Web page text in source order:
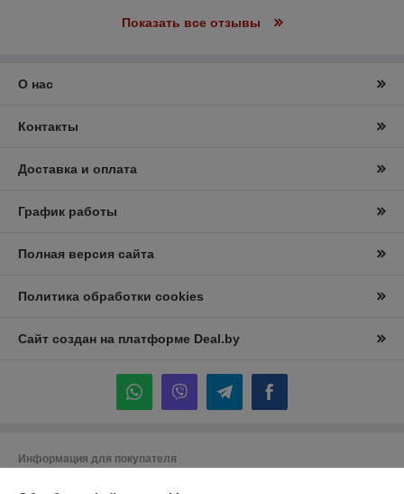
Показать все отзывы
О нас
Контакты
Доставка и оплата
График работы
Полная версия сайта
Политика обработки cookies
Сайт создан на платформе Deal.by
Информация для покупателя